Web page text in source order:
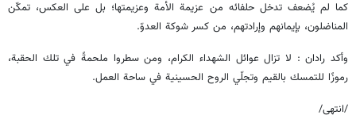
كما لم يُضعف تدخل حلفائه من عزيمة الأمة وعزيمتها؛ بل على العكس، تمكّن
المناضلون، بإيمانهم وإرادتهم، من كسر شوكة العدوّ.
وأكد رادان : لا تزال عوائل الشهداء الكرام، ومن سطروا ملحمةً في تلك الحقبة،
رموزًا للتمسك بالقيم وتجلّي الروح الحسينية في ساحة العمل.
/انتهى/